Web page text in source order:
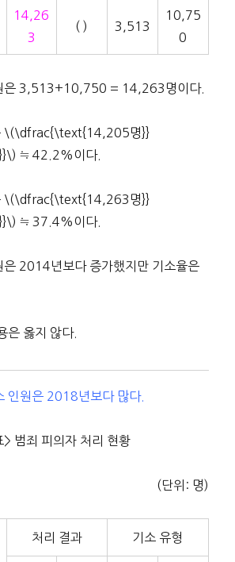
14,26
3
( ) 3,513
10,75
0
은 3,513+10,750 = 14,263명이다.
\(\dfrac{\text{14,205명}}
≒ 42.2%이다.
\(\dfrac{\text{14,263명}}
≒ 37.4%이다.
2014년보다 증가했지만 기소율은
은 옳지 않다.
원은 2018년보다 많다.
> 범죄 피의자 처리 현황
(단위: 명)
처리 결과 기소 유형